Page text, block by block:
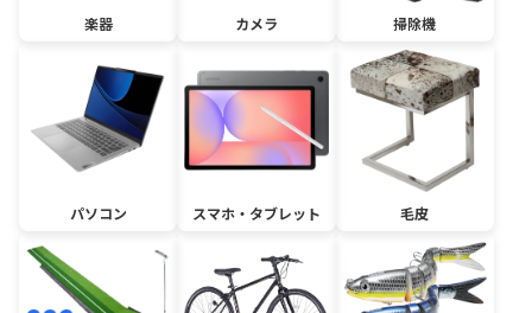
楽器 カメラ 掃除機
パソコン スマホ・タブレット 毛皮